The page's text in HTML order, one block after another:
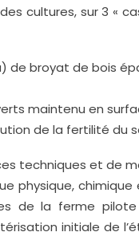
cultures, sur 3 «
de broyat de bois
maintenu en
de la fertilité du
techniques et de
physique,
de la ferme
initiale de